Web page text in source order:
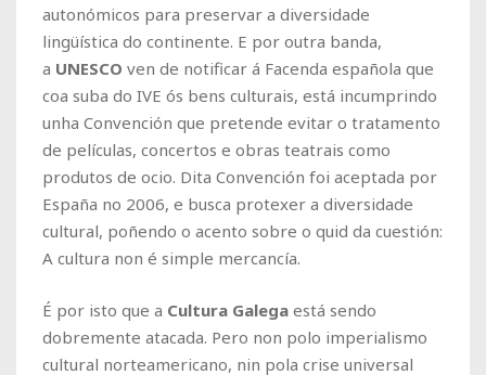
autonómicos para preservar a diversidade
lingüística do continente. E por outra banda,
a UNESCO ven de notificar á Facenda española que
coa suba do IVE ós bens culturais, está incumprindo
unha Convención que pretende evitar o tratamento
de películas, concertos e obras teatrais como
produtos de ocio. Dita Convención foi aceptada por
España no 2006, e busca protexer a diversidade
cultural, poñendo o acento sobre o quid da cuestión:
A cultura non é simple mercancía.
É por isto que a Cultura Galega está sendo
dobremente atacada. Pero non polo imperialismo
cultural norteamericano, nin pola crise universal